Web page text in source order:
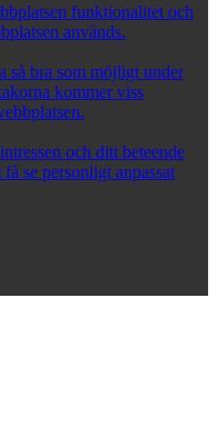
funktionalitet och
används.
så bra som möjligt under
kommer viss
och ditt beteende
se personligt anpassat